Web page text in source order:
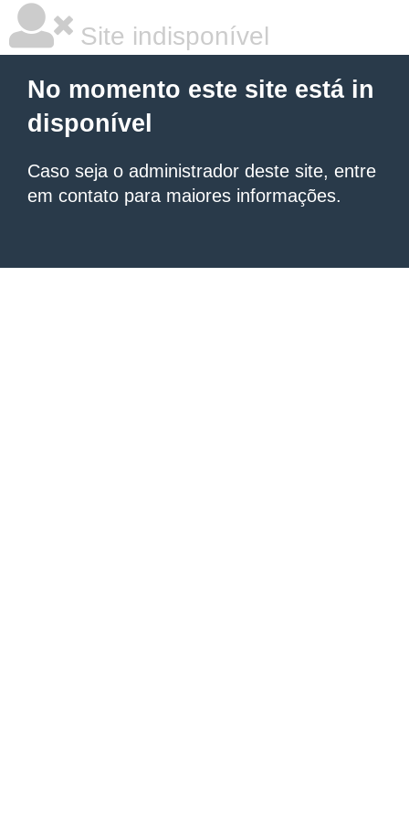
Site indisponível
No momento este site está in
disponível
Caso seja o administrador deste site, entre
em contato para maiores informações.